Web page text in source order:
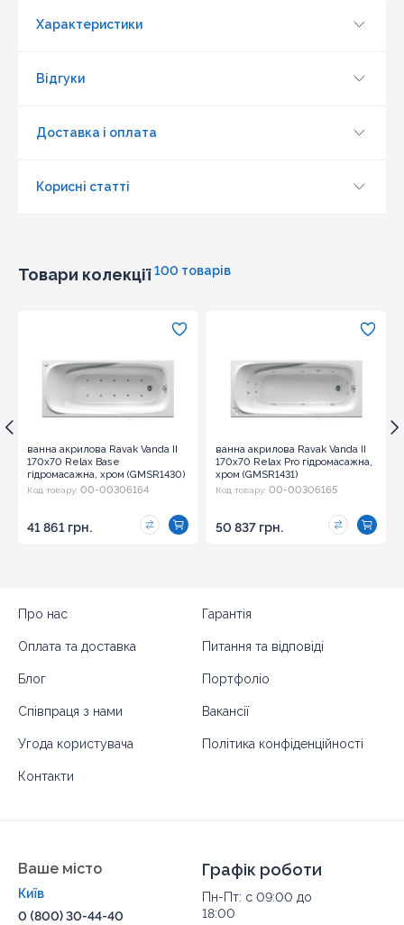
Характеристики
Відгуки
Доставка і оплата
Корисні статті
Товари колекції 100 товарів
ванна акрилова Ravak Vanda II
170x70 Relax Base
гідромасажна, хром (GMSR1430)
Код товару: 00-00306164
41 861 грн.
ванна акрилова Ravak Vanda II
170x70 Relax Pro гідромасажна,
хром (GMSR1431)
Код товару: 00-00306165
50 837 грн.
Про нас Гарантія
Оплата та доставка Питання та відповіді
Блог Портфоліо
Співпраця з нами Вакансії
Угода користувача Політика конфіденційності
Контакти
Ваше місто
Київ
0 (800) 30-44-40
Графік роботи
Пн-Пт: с 09:00 до
18:00